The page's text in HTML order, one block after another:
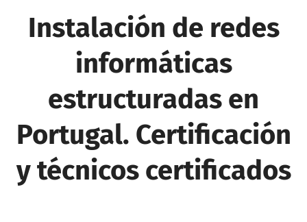
Instalación de redes
informáticas
estructuradas en
Portugal. Certificación
y técnicos certificados